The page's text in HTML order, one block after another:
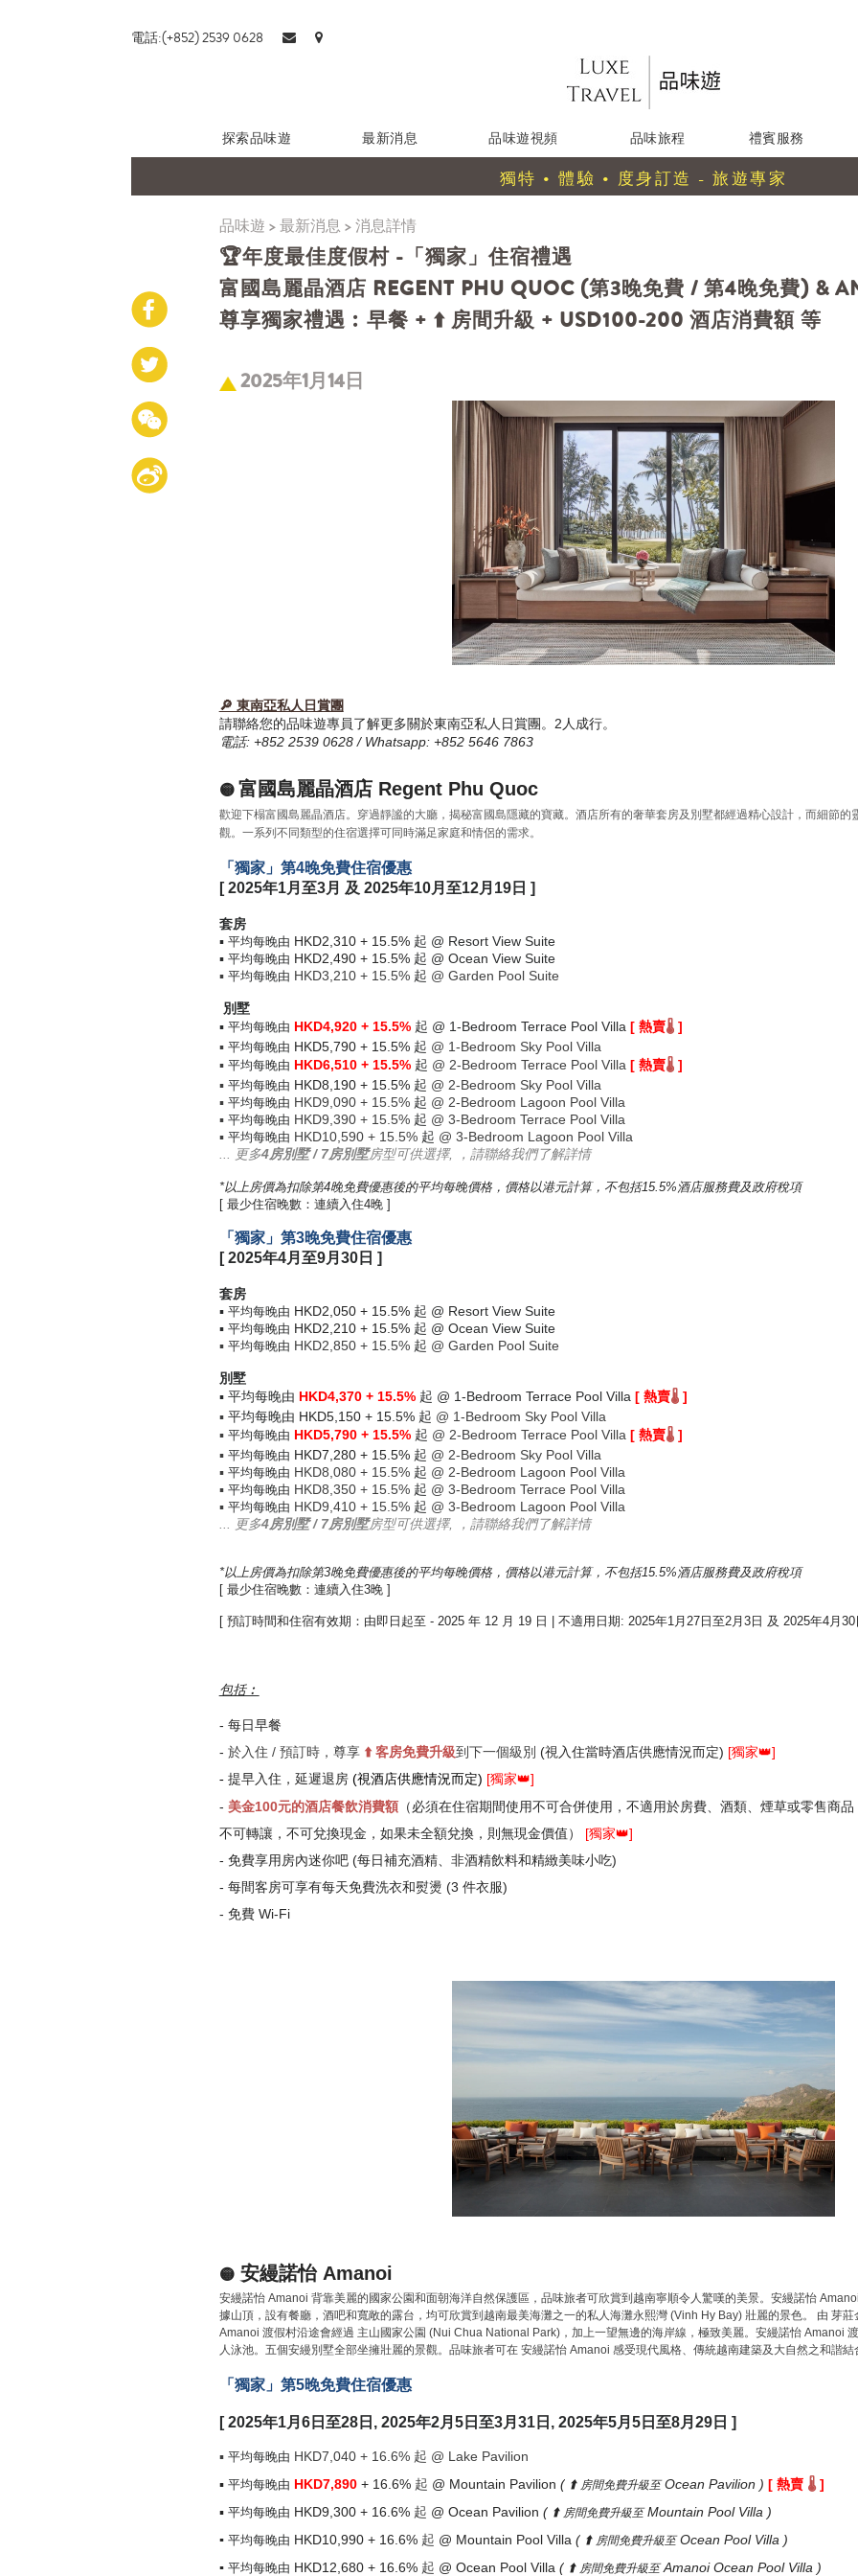
電話:(+852) 2539 0628
探索品味遊 最新消息 品味遊視頻 品味旅程 禮賓服務
獨特 • 體驗 • 度身訂造 - 旅遊專家
品味遊 >最新消息>消息詳情
🏆年度最佳度假村 -「獨家」住宿禮遇
富國島麗晶酒店 REGENT PHU QUOC (第3晚免費 / 第4晚免費) &
尊享獨家禮遇︰早餐 + ⬆️ 房間升級 + USD100-200 酒店消費額 等
2025年1月14日
🔎 東南亞私人日賞團
請聯絡您的品味遊專員了解更多關於東南亞私人日賞團。2人成行。
電話: +852 2539 0628 / Whatsapp: +852 5646 7863
🟡 富國島麗晶酒店 Regent Phu Quoc
歡迎下榻富國島麗晶酒店。穿過靜謐的大廳，揭秘富國島隱藏的寶藏。酒店所有的奢華套房及別墅都經過精心設計，而細節的
觀。一系列不同類型的住宿選擇可同時滿足家庭和情侶的需求。
「獨家」第4晚免費住宿優惠
[ 2025年1月至3月 及 2025年10月至12月19日 ]
套房
▪ 平均每晚由 HKD2,310 + 15.5% 起 @ Resort View Suite
▪ 平均每晚由 HKD2,490 + 15.5% 起 @ Ocean View Suite
▪ 平均每晚由 HKD3,210 + 15.5% 起 @ Garden Pool Suite
別墅
▪ 平均每晚由 HKD4,920 + 15.5% 起 @ 1-Bedroom Terrace Pool Villa [ 熱賣🌡️]
▪ 平均每晚由 HKD5,790 + 15.5% 起 @ 1-Bedroom Sky Pool Villa
▪ 平均每晚由 HKD6,510 + 15.5% 起 @ 2-Bedroom Terrace Pool Villa [ 熱賣🌡️]
▪ 平均每晚由 HKD8,190 + 15.5% 起 @ 2-Bedroom Sky Pool Villa
▪ 平均每晚由 HKD9,090 + 15.5% 起 @ 2-Bedroom Lagoon Pool Villa
▪ 平均每晚由 HKD9,390 + 15.5% 起 @ 3-Bedroom Terrace Pool Villa
▪ 平均每晚由 HKD10,590 + 15.5% 起 @ 3-Bedroom Lagoon Pool Villa
... 更多4房別墅 / 7房別墅房型可供選擇, ，請聯絡我們了解詳情
*以上房價為扣除第4晚免費優惠後的平均每晚價格，價格以港元計算，不包括15.5%酒店服務費及政府稅項
[ 最少住宿晚數：連續入住4晚 ]
「獨家」第3晚免費住宿優惠
[ 2025年4月至9月30日 ]
套房
▪ 平均每晚由 HKD2,050 + 15.5% 起 @ Resort View Suite
▪ 平均每晚由 HKD2,210 + 15.5% 起 @ Ocean View Suite
▪ 平均每晚由 HKD2,850 + 15.5% 起 @ Garden Pool Suite
別墅
▪ 平均每晚由 HKD4,370 + 15.5% 起 @ 1-Bedroom Terrace Pool Villa [ 熱賣🌡️]
▪ 平均每晚由 HKD5,150 + 15.5% 起 @ 1-Bedroom Sky Pool Villa
▪ 平均每晚由 HKD5,790 + 15.5% 起 @ 2-Bedroom Terrace Pool Villa [ 熱賣🌡️]
▪ 平均每晚由 HKD7,280 + 15.5% 起 @ 2-Bedroom Sky Pool Villa
▪ 平均每晚由 HKD8,080 + 15.5% 起 @ 2-Bedroom Lagoon Pool Villa
▪ 平均每晚由 HKD8,350 + 15.5% 起 @ 3-Bedroom Terrace Pool Villa
▪ 平均每晚由 HKD9,410 + 15.5% 起 @ 3-Bedroom Lagoon Pool Villa
... 更多4房別墅 / 7房別墅房型可供選擇, ，請聯絡我們了解詳情
*以上房價為扣除第3晚免費優惠後的平均每晚價格，價格以港元計算，不包括15.5%酒店服務費及政府稅項
[ 最少住宿晚數：連續入住3晚 ]
[ 預訂時間和住宿有效期：由即日起至 - 2025 年 12 月 19 日 | 不適用日期: 2025年1月27日至2月3日 及 2025年4月
包括︰
- 每日早餐
- 於入住 / 預訂時，尊享 ⬆️ 客房免費升級到下一個級別 (視入住當時酒店供應情況而定) [獨家👑]
- 提早入住， 延遲退房 (視酒店供應情況而定) [獨家👑]
- 美金100元的酒店餐飲消費額（必須在住宿期間使用不可合併使用，不適用於房費、酒類、煙草或零售商品
不可轉讓，不可兌換現金，如果未全額兌換，則無現金價值）
[獨家👑]
- 免費享用房內迷你吧 (每日補充酒精、非酒精飲料和精緻美味小吃)
- 每間客房可享有每天免費洗衣和熨燙 (3 件衣服)
- 免費 Wi-Fi
🟡安縵諾怡 Amanoi
安縵諾怡 Amanoi 背靠美麗的國家公園和面朝海洋自然保護區，品味旅者可欣賞到越南寧順令人驚嘆的美景。安縵諾怡
據山頂，設有餐廳，酒吧和寬敞的露台，均可欣賞到越南最美海灘之一的私人海灘永熙灣 (Vinh Hy Bay) 壯麗的景色。 由 芽
Amanoi 渡假村沿途會經過 主山國家公園 (Nui Chua National Park)，加上一望無邊的海岸線，極致美麗。安縵諾怡 Amanoi
人泳池。五個安縵別墅全部坐擁壯麗的景觀。品味旅者可在 安縵諾怡 Amanoi 感受現代風格、傳統越南建築及大自然之和諧結
「獨家」第5晚免費住宿優惠
[ 2025年1月6日至28日, 2025年2月5日至3月31日, 2025年5月5日至8月29日 ]
▪ 平均每晚由 HKD7,040+ 16.6%起 @ Lake Pavilion
▪ 平均每晚由 HKD7,890+ 16.6% 起 @ Mountain Pavilion ( ⬆️ 房間免費升級至Ocean Pavilion ) [ 熱賣🌡️ ]
▪ 平均每晚由 HKD9,300+ 16.6% 起 @ Ocean Pavilion ( ⬆️ 房間免費升級至Mountain Pool Villa )
▪ 平均每晚由 HKD10,990 + 16.6% 起 @ Mountain Pool Villa ( ⬆️ 房間免費升級至Ocean Pool Villa )
▪ 平均每晚由 HKD12,680+ 16.6% 起 @ Ocean Pool Villa ( ⬆️ 房間免費升級至Amanoi Ocean Pool Villa )